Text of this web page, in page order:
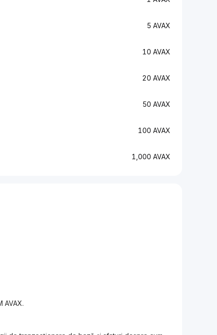
5 AVAX
10 AVAX
20 AVAX
50 AVAX
100 AVAX
1,000 AVAX
AVAX.